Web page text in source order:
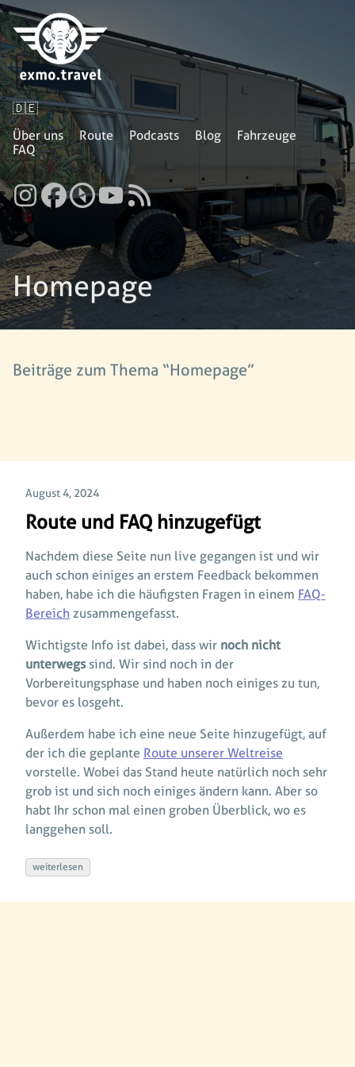
🇩🇪
Über uns
Route Podcasts Blog
Fahrzeuge
FAQ
Homepage
Beiträge zum Thema “Homepage”
August 4, 2024
Route und FAQ hinzugefügt
Nachdem diese Seite nun live gegangen ist und wir
auch schon einiges an erstem Feedback bekommen
haben, habe ich die häufigsten Fragen in einem FAQ-
Bereich zusammengefasst.
Wichtigste Info ist dabei, dass wir noch nicht
unterwegssind. Wir sind noch in der
Vorbereitungsphase und haben noch einiges zu tun,
bevor es losgeht.
Außerdem habe ich eine neue Seite hinzugefügt, auf
der ich die geplante Route unserer Weltreise
vorstelle. Wobei das Stand heute natürlich noch sehr
grob ist und sich noch einiges ändern kann. Aber so
habt Ihr schon mal einen groben Überblick, wo es
langgehen soll.
weiterlesen